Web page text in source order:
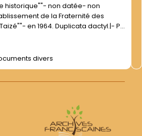
de la Fraternité des
en 1964. Duplicata dactyl.|- P.
Min. Prov.- ""Compte rendu sur la
la Province. 1969-1975"".|-
divers